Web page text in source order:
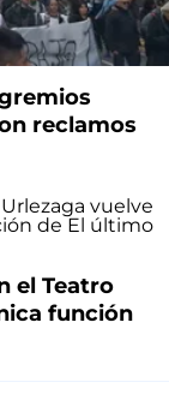
reclamos
el Teatro
función